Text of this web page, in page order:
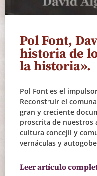
Pol Font,
historia de
la historia».
Pol Font es el
Reconstruir el
gran y creciente
proscrita de nuestros
cultura concejil y
vernáculas y
Leer artículo